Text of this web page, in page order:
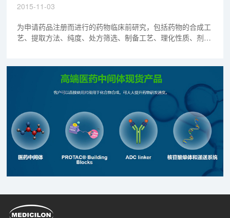
2015-11-03
为申请药品注册而进行的药物临床前研究，包括药物的合成工
艺、提取方法、纯度、处方筛选、制备工艺、理化性质、剂型
及炮制等；生物制品还应包括菌株或起始材料、制造检定规程